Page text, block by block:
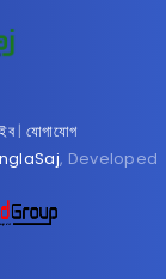
| যোগাযোগ
, Developed